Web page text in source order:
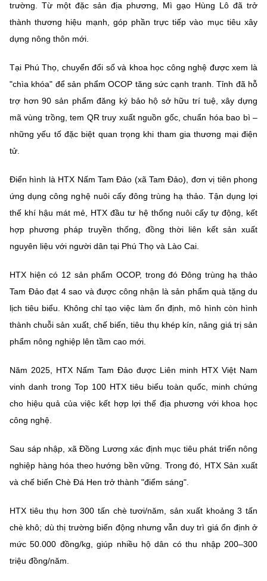
trường. Từ một đặc sản địa phương, Mì gạo Hùng Lô đã trở
thành thương hiệu mạnh, góp phần trực tiếp vào mục tiêu xây
dựng nông thôn mới.
Tại Phú Thọ, chuyển đổi số và khoa học công nghệ được xem là
"chìa khóa" để sản phẩm OCOP tăng sức cạnh tranh. Tỉnh đã hỗ
trợ hơn90 sản phẩm đăng ký bảo hộ sở hữu trí tuệ, xây dựng
mã vùng trồng, tem QR truy xuất nguồn gốc, chuẩn hóa bao bì –
những yếu tố đặc biệt quan trọng khi tham gia thương mại điện
tử.
Điển hình là HTX Nấm Tam Đảo (xã Tam Đảo) , đơn vị tiên phong
ứng dụng công nghệ nuôi cấy đông trùng hạ thảo. Tận dụng lợi
thế khí hậu mát mẻ, HTX đầu tư hệ thống nuôi cấy tự động, kết
hợp phương pháp truyền thống, đồng thời liên kết sản xuất
nguyên liệu với người dân tại Phú Thọ và Lào Cai.
HTX hiện có 12 sản phẩm OCOP, trong đó Đông trùng hạ thảo
Tam Đảo đạt 4 sao và được công nhận là sản phẩm quà tặng du
lịch tiêu biểu. Không chỉ tạo việc làm ổn định, mô hình còn hình
thành chuỗi sản xuất, chế biến, tiêu thụ khép kín, nâng giá trị sản
phẩm nông nghiệp lên tầm cao mới.
Năm 2025, HTX Nấm Tam Đảo được Liên minh HTX Việt Nam
vinh danh trong Top 100 HTX tiêu biểu toàn quốc,
minh chứng
cho hiệu quả của việc kết hợp lợi thế địa phương với khoa học
công nghệ.
Sau sáp nhập, xã Đồng Lương xác định mục tiêu phát triển nông
nghiệp hàng hóa theo hướng bền vững. Trong đó, HTX Sản xuất
và chế biến Chè Đá Hen trở thành "điểm sáng".
HTX tiêu thụ hơn300 tấn chè tươi/năm , sản xuất khoảng3 tấn
chè khô; dù thị trường biến động nhưng vẫn duy trì giá ổn định ở
mức 50.000 đồng/kg, giúp nhiều hộ dân có thu nhập 200–300
triệu đồng/năm